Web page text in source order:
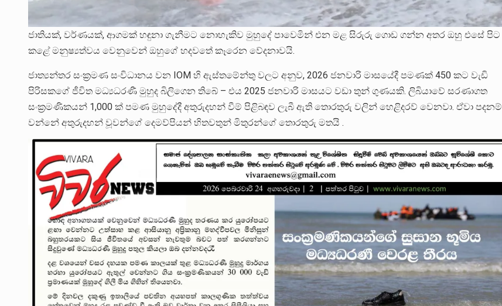
ජාතියක්, වර්ණයක්, ආගමක් හඳුනා ගැනීමට නොහැකිව මුහුදේ පාවෙමින් එන මළ සිරුරු ගොඩ ගන්න අතර ඔහු එසේ පිට
කළේ මනුෂ්‍යත්වය වෙනුවෙන් ඔහුගේ හදවතේ කෑරෙන වේදනාවයි.
ජාත්‍යන්තර සංක්‍රමණ සංවිධානය වන IOM හි ඇස්තමේන්තු වලට අනුව, 2026 ජනවාරි මාසයේදී පමණක් 450 කට වැඩි
පිරිසකගේ ජීවිත මධ්‍යධරණී මුහුද බිලිගෙන තිබේ – එය 2025 ජනවාරි මාසයට වඩා තුන් ගුණයකි. ලිබියාවේ සරණාගත
සංක්‍රමණිකයන් 1,000 ක් පමණ මුහුදේදී අතුරුදහන් වීම් පිළිබඳව ලැබී ඇති තොරතුරු වලින් හෙළිදරව් වෙනවා. ඒවා පදනම්
වන්නේ අතුරුදහන් වූවන්ගේ දෙමව්පියන් හිතවතුන් මිතුරන්ගේ තොරතුරු මතයි .